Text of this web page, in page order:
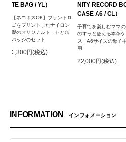
TE BAG / YL）
【ネコポスOK】ブランドロ
ゴをプリントしたナイロン
製のオリジナルトートと缶
バッジのセット
3,300円(税込)
NITY RECORD
CASE A6 / CL）
子育てを楽しむママ
のずっと使える本革ケ
ス A6サイズの母子
用
22,000円(税込)
INFORMATION インフォメーション